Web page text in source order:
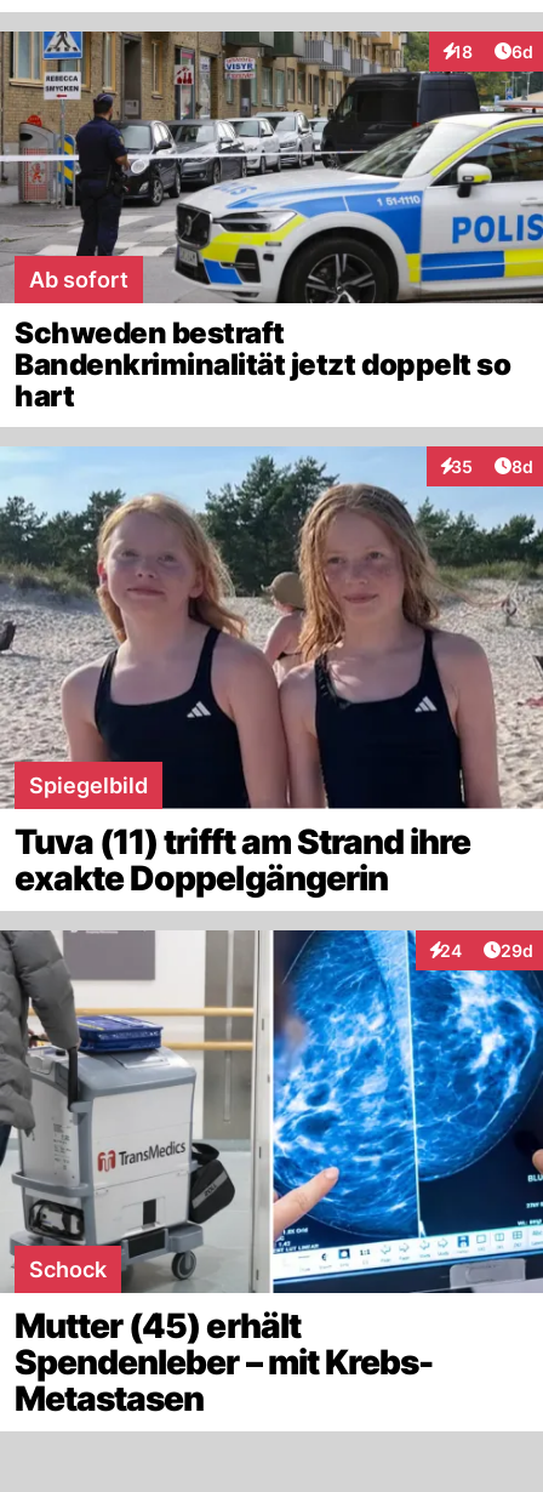
18
Interaktionen
6d
Ab sofort
Schweden bestraft
Bandenkriminalität jetzt doppelt so
hart
35
Interaktionen
8d
Spiegelbild
Tuva (11) trifft am Strand ihre
exakte Doppelgängerin
24
Interaktionen
29d
Schock
Mutter (45) erhält
Spendenleber – mit Krebs-
Metastasen